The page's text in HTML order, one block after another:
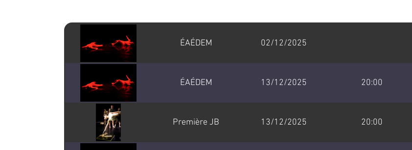
ÉAÉDEM 02/12/2025
ÉAÉDEM 13/12/2025 20:00
Première JB 13/12/2025 20:00